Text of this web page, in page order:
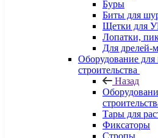
Буры
Биты для
Щетки для
Лопатки,
Для дрелей-
Оборудование
строительства
Назад
Тары для
Фиксаторы
Стропы